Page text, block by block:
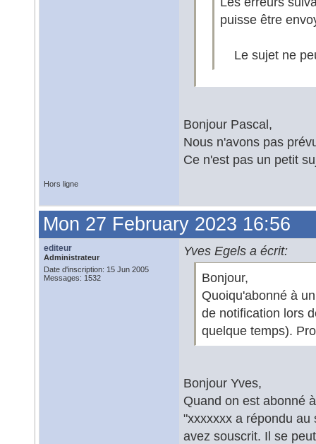
puisse être
Le sujet ne
Bonjour Pascal,
Nous n'avons pas
Ce n'est pas un petit
Hors ligne
Mon 27 February 2023 16:56
editeur
Administrateur
Date d'inscription: 15 Jun 2005
Messages: 1532
Yves Egels a écrit:
Bonjour,
Quoiqu'abonné à
de notification lors
quelque temps).
Bonjour Yves,
Quand on est abonné
"xxxxxxx a répondu au
avez souscrit. Il se